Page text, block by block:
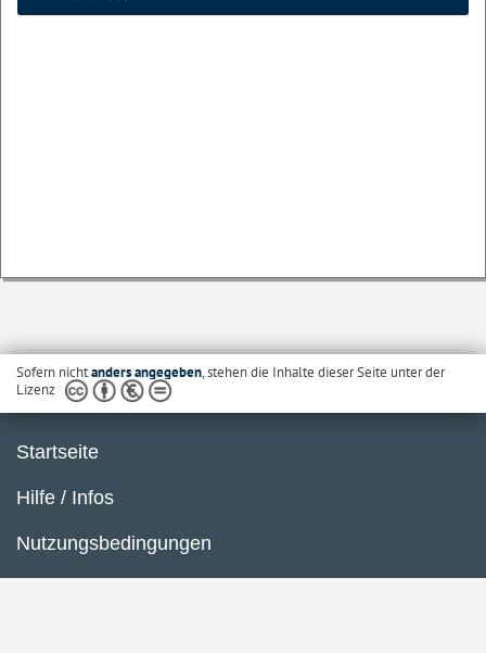
Sofern nichtanders angegeben, stehen die Inhalte dieser Seite unter der
Lizenz
Startseite
Hilfe / Infos
Nutzungsbedingungen